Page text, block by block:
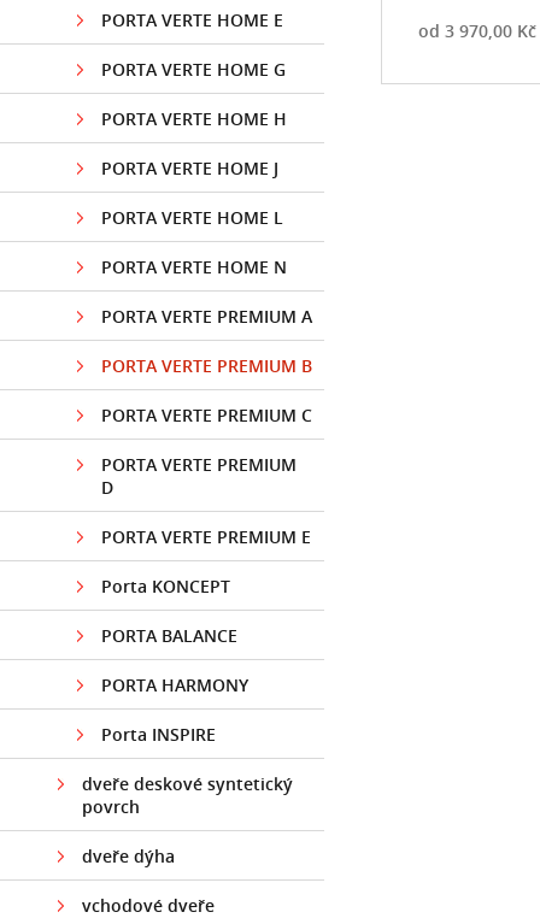
PORTA VERTE HOME E
PORTA VERTE HOME G
PORTA VERTE HOME H
PORTA VERTE HOME J
PORTA VERTE HOME L
PORTA VERTE HOME N
PORTA VERTE PREMIUM A
PORTA VERTE PREMIUM B
PORTA VERTE PREMIUM C
PORTA VERTE PREMIUM
D
PORTA VERTE PREMIUM E
Porta KONCEPT
PORTA BALANCE
PORTA HARMONY
Porta INSPIRE
dveře deskové syntetický
povrch
dveře dýha
vchodové dveře
od 3 970,00 Kč